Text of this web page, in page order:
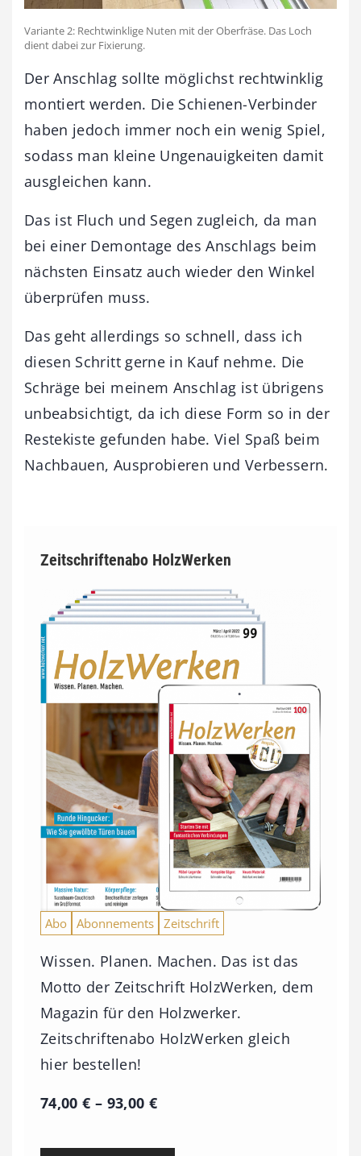
Variante 2: Rechtwinklige Nuten mit der Oberfräse. Das Loch
dient dabei zur Fixierung.
Der Anschlag sollte möglichst rechtwinklig
montiert werden. Die Schienen-Verbinder
haben jedoch immer noch ein wenig Spiel,
sodass man kleine Ungenauigkeiten damit
ausgleichen kann.
Das ist Fluch und Segen zugleich, da man
bei einer Demontage des Anschlags beim
nächsten Einsatz auch wieder den Winkel
überprüfen muss.
Das geht allerdings so schnell, dass ich
diesen Schritt gerne in Kauf nehme. Die
Schräge bei meinem Anschlag ist übrigens
unbeabsichtigt, da ich diese Form so in der
Restekiste gefunden habe. Viel Spaß beim
Nachbauen, Ausprobieren und Verbessern.
Zeitschriftenabo HolzWerken
Abo Abonnements Zeitschrift
Wissen. Planen. Machen. Das ist das
Motto der Zeitschrift HolzWerken, dem
Magazin für den Holzwerker.
Zeitschriftenabo HolzWerken gleich
hier bestellen!
74,00€ – 93,00 €P